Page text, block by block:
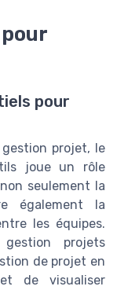
pour
projet, le
joue un rôle
seulement la
également la
les équipes.
projets
de projet en
de visualiser